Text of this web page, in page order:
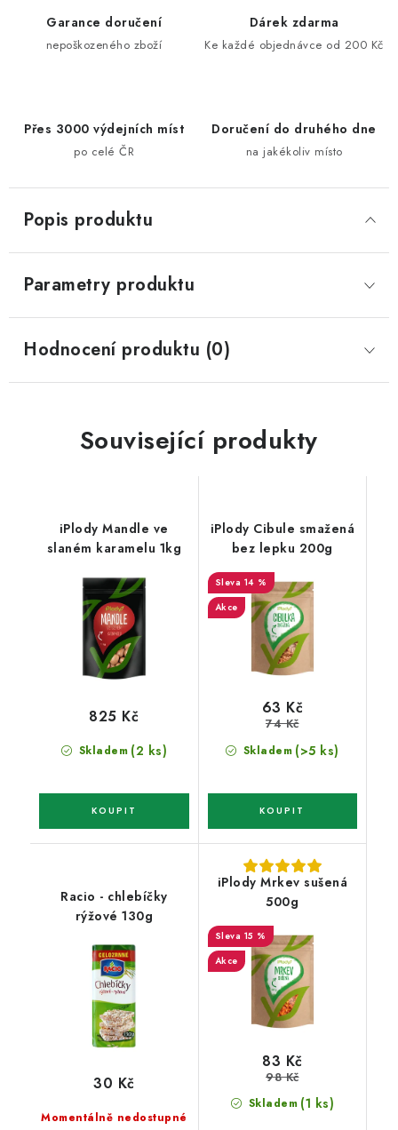
Garance doručení
nepoškozeného zboží
Dárek zdarma
Ke každé objednávce od 200 Kč
Přes 3000 výdejních míst
po celé ČR
Doručení do druhého dne
na jakékoliv místo
Popis produktu
Parametry produktu
Hodnocení produktu (0)
Související produkty
iPlody Mandle ve
slaném karamelu 1kg
Skladem (2 ks)
825 Kč
iPlody Cibule smažená
bez lepku 200g
14 %
Akce
Skladem (>5 ks)
63 Kč
74 Kč
Racio - chlebíčky
rýžové 130g
Momentálně nedostupné
30 Kč
iPlody Mrkev sušená
500g
15 %
Akce
Skladem (1 ks)
83 Kč
98 Kč